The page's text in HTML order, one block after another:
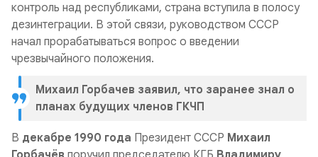
контроль над республиками, страна вступила в полосу
дезинтеграции. В этой связи, руководством СССР
начал прорабатываться вопрос о введении
чрезвычайного положения.
Михаил Горбачев заявил, что заранее знал о
планах будущих членов ГКЧП
В декабре 1990 года Президент СССР Михаил